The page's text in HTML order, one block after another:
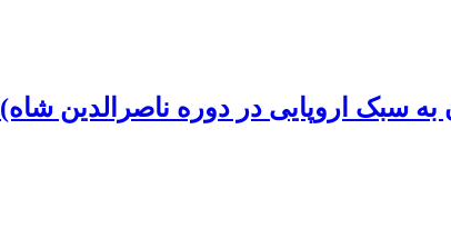
به سبک اروپایی در دوره ناصرالدین شاه)